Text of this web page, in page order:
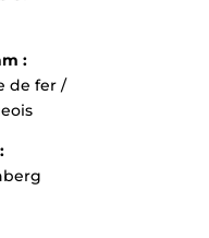
:
de fer /